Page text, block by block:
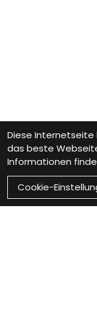
Diese Internetseite
das beste
Informationen
Cookie-